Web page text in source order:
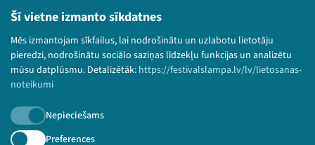
Šī vietne izmanto sīkdatnes
Mēs izmantojam sīkfailus, lai nodrošinātu un uzlabotu lietotāju
pieredzi, nodrošinātu sociālo saziņas līdzekļu funkcijas un analizētu
mūsu datplūsmu. Detalizētāk: https://festivalslampa.lv/lv/lietosanas-
noteikumi
Nepieciešams
Preferences
Lietošanas noteikumi un sīkdatņu politika
Bērnu aizsardzības politika
© 2026 Sarunu festivāls LAMPA Visas tiesības
paturētas.
Piesakies jaunumiem!